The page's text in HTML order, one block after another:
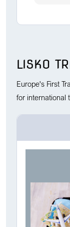
LISKO
Europe's First
for international